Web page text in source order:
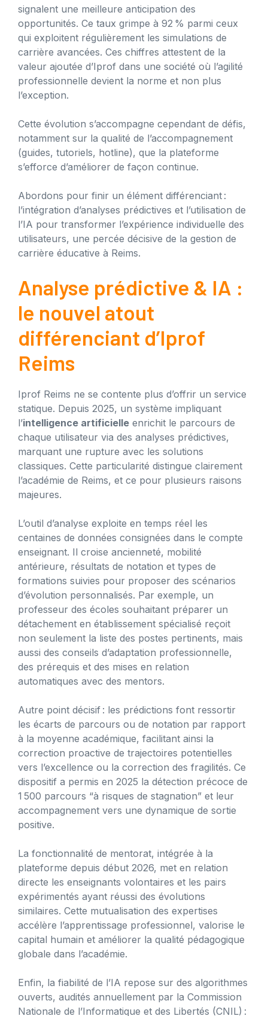
signalent une meilleure anticipation des
opportunités. Ce taux grimpe à 92 % parmi ceux
qui exploitent régulièrement les simulations de
carrière avancées. Ces chiffres attestent de la
valeur ajoutée d’Iprof dans une société où l’agilité
professionnelle devient la norme et non plus
l’exception.
Cette évolution s’accompagne cependant de défis,
notamment sur la qualité de l’accompagnement
(guides, tutoriels, hotline), que la plateforme
s’efforce d’améliorer de façon continue.
Abordons pour finir un élément différenciant :
l’intégration d’analyses prédictives et l’utilisation de
l’IA pour transformer l’expérience individuelle des
utilisateurs, une percée décisive de la gestion de
carrière éducative à Reims.
Analyse prédictive & IA :
le nouvel atout
différenciant d’Iprof
Reims
Iprof Reims ne se contente plus d’offrir un service
statique. Depuis 2025, un système impliquant
l’intelligence artificielle enrichit le parcours de
chaque utilisateur via des analyses prédictives,
marquant une rupture avec les solutions
classiques. Cette particularité distingue clairement
l’académie de Reims, et ce pour plusieurs raisons
majeures.
L’outil d’analyse exploite en temps réel les
centaines de données consignées dans le compte
enseignant. Il croise ancienneté, mobilité
antérieure, résultats de notation et types de
formations suivies pour proposer des scénarios
d’évolution personnalisés. Par exemple, un
professeur des écoles souhaitant préparer un
détachement en établissement spécialisé reçoit
non seulement la liste des postes pertinents, mais
aussi des conseils d’adaptation professionnelle,
des prérequis et des mises en relation
automatiques avec des mentors.
Autre point décisif : les prédictions font ressortir
les écarts de parcours ou de notation par rapport
à la moyenne académique, facilitant ainsi la
correction proactive de trajectoires potentielles
vers l’excellence ou la correction des fragilités. Ce
dispositif a permis en 2025 la détection précoce de
1 500 parcours “à risques de stagnation” et leur
accompagnement vers une dynamique de sortie
positive.
La fonctionnalité de mentorat, intégrée à la
plateforme depuis début 2026, met en relation
directe les enseignants volontaires et les pairs
expérimentés ayant réussi des évolutions
similaires. Cette mutualisation des expertises
accélère l’apprentissage professionnel, valorise le
capital humain et améliorer la qualité pédagogique
globale dans l’académie.
Enfin, la fiabilité de l’IA repose sur des algorithmes
ouverts, audités annuellement par la Commission
Nationale de l’Informatique et des Libertés (CNIL) :